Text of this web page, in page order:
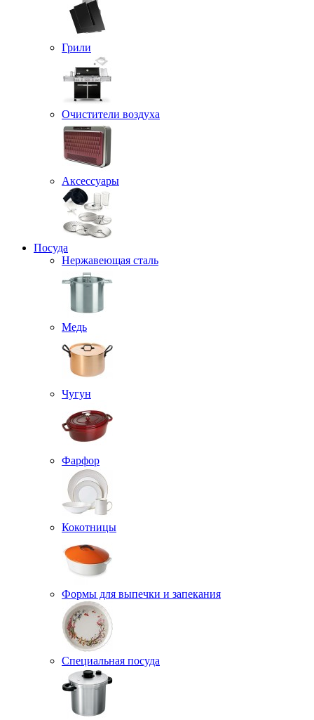
Грили
Очистители воздуха
Аксессуары
Посуда
Нержавеющая сталь
Медь
Чугун
Фарфор
Кокотницы
Формы для выпечки и запекания
Специальная посуда